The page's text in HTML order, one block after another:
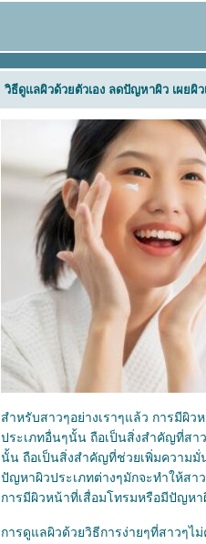
วิธีดูแลผิวด้วยตัวเอง ลดปัญหาผิว เผยผิ
สำหรับสาวๆอย่างเราๆแล้ว การมีผิ
ประเภทอื่นๆนั้น ถือเป็นสิ่งสำคัญที่สา
นั้น ถือเป็นสิ่งสำคัญที่ช่วยเพิ่มความมั่
ปัญหาผิวประเภทต่างๆมักจะทำให้สา
การมีผิวหน้าที่เสื่อมโทรมหรือมีปัญห
การดูแลผิวด้วยวิธีการง่ายๆที่สาวๆ